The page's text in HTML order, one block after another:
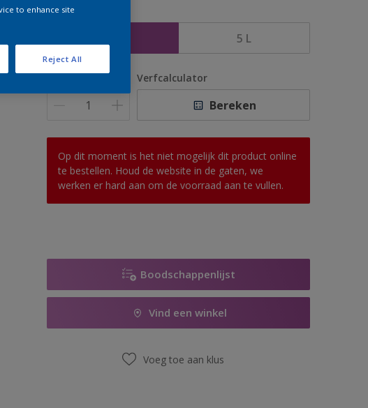
Grootte
5 L
Aantal Verfcalculator
Bereken
Op dit moment is het niet mogelijk dit product online
te bestellen. Houd de website in de gaten, we
werken er hard aan om de voorraad aan te vullen.
Boodschappenlijst
Vind een winkel
Voeg toe aan klus
to enhance site
Reject All